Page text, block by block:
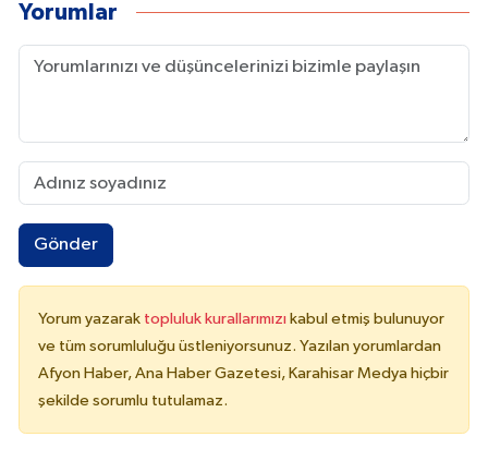
Yorumlar
Gönder
Yorum yazarak topluluk kurallarımızı kabul etmiş bulunuyor
ve tüm sorumluluğu üstleniyorsunuz. Yazılan yorumlardan
Afyon Haber, Ana Haber Gazetesi, Karahisar Medya hiçbir
şekilde sorumlu tutulamaz.